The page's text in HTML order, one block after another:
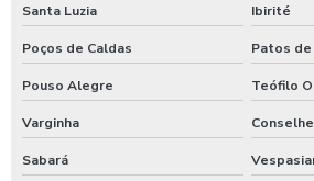
Lavagem self service de automóveis
Lavagem self service carros
Lavagem de trator
Santa Luzia Ibirité
Poços de Caldas Patos de
Pouso Alegre Teófilo
Varginha
Sabará